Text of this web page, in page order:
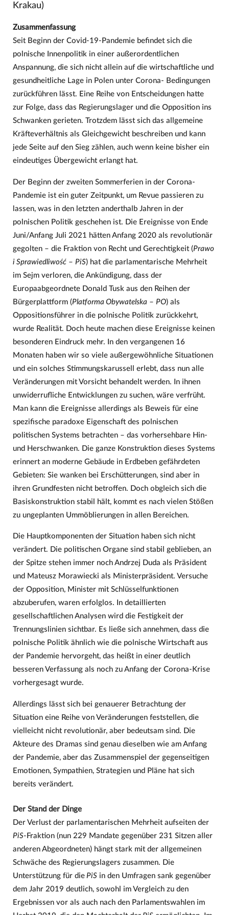
Krakau)
Zusammenfassung
Seit Beginn der Covid-19-Pandemie befindet sich die
polnische Innenpolitik in einer außerordentlichen
Anspannung, die sich nicht allein auf die wirtschaftliche und
gesundheitliche Lage in Polen unter Corona- Bedingungen
zurückführen lässt. Eine Reihe von Entscheidungen hatte
zur Folge, dass das Regierungslager und die Opposition ins
Schwanken gerieten. Trotzdem lässt sich das allgemeine
Kräfteverhältnis als Gleichgewicht beschreiben und kann
jede Seite auf den Sieg zählen, auch wenn keine bisher ein
eindeutiges Übergewicht erlangt hat.
Der Beginn der zweiten Sommerferien in der Corona-
Pandemie ist ein guter Zeitpunkt, um Revue passieren zu
lassen, was in den letzten anderthalb Jahren in der
polnischen Politik geschehen ist. Die Ereignisse von Ende
Juni/Anfang Juli 2021 hätten Anfang 2020 als revolutionär
gegolten – die Fraktion von Recht und Gerechtigkeit (Prawo
i Sprawiedliwość– PiS) hat die parlamentarische Mehrheit
im Sejm verloren, die Ankündigung, dass der
Europaabgeordnete Donald Tusk aus den Reihen der
Bürgerplattform (Platforma Obywatelska – PO) als
Oppositionsführer in die polnische Politik zurückkehrt,
wurde Realität. Doch heute machen diese Ereignisse keinen
besonderen Eindruck mehr. In den vergangenen 16
Monaten haben wir so viele außergewöhnliche Situationen
und ein solches Stimmungskarussell erlebt, dass nun alle
Veränderungen mit Vorsicht behandelt werden. In ihnen
unwiderrufliche Entwicklungen zu suchen, wäre verfrüht.
Man kann die Ereignisse allerdings als Beweis für eine
spezifische paradoxe Eigenschaft des polnischen
politischen Systems betrachten – das vorhersehbare Hin-
und Herschwanken. Die ganze Konstruktion dieses Systems
erinnert an moderne Gebäude in Erdbeben gefährdeten
Gebieten: Sie wanken bei Erschütterungen, sind aber in
ihren Grundfesten nicht betroffen. Doch obgleich sich die
Basiskonstruktion stabil hält, kommt es nach vielen Stößen
zu ungeplanten Ummöblierungen in allen Bereichen.
Die Hauptkomponenten der Situation haben sich nicht
verändert. Die politischen Organe sind stabil geblieben, an
der Spitze stehen immer noch Andrzej Duda als Präsident
und Mateusz Morawiecki als Ministerpräsident. Versuche
der Opposition, Minister mit Schlüsselfunktionen
abzuberufen, waren erfolglos. In detaillierten
gesellschaftlichen Analysen wird die Festigkeit der
Trennungslinien sichtbar. Es ließe sich annehmen, dass die
polnische Politik ähnlich wie die polnische Wirtschaft aus
der Pandemie hervorgeht, das heißt in einer deutlich
besseren Verfassung als noch zu Anfang der Corona-Krise
vorhergesagt wurde.
Allerdings lässt sich bei genauerer Betrachtung der
Situation eine Reihe von Veränderungen feststellen, die
vielleicht nicht revolutionär, aber bedeutsam sind. Die
Akteure des Dramas sind genau dieselben wie am Anfang
der Pandemie, aber das Zusammenspiel der gegenseitigen
Emotionen, Sympathien, Strategien und Pläne hat sich
bereits verändert.
Der Stand der Dinge
Der Verlust der parlamentarischen Mehrheit aufseiten der
PiS-Fraktion (nun 229 Mandate gegenüber 231 Sitzen aller
anderen Abgeordneten) hängt stark mit der allgemeinen
Schwäche des Regierungslagers zusammen. Die
Unterstützung für diePiSin den Umfragen sank gegenüber
dem Jahr 2019 deutlich, sowohl im Vergleich zu den
Ergebnissen vor als auch nach den Parlamentswahlen im